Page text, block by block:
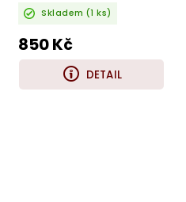
Skladem (1 ks)
850 Kč
DETAIL